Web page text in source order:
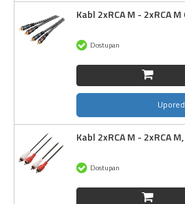
Kabl 2xRCA M - 2xRCA M
Dostupan
Kabl 2xRCA M - 2xRCA
Dostupan